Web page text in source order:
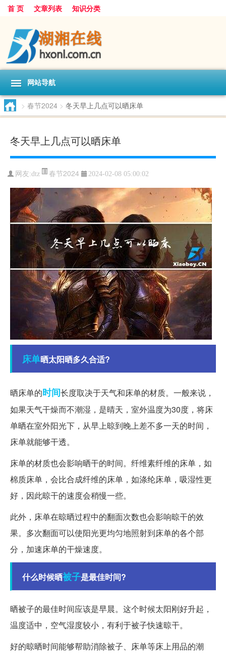
首 页 文章列表 知识分类
网站导航
> 春节2024 > 冬天早上几点可以晒床单
冬天早上几点可以晒床单
网友:dtz 春节2024 2024-02-08 05:00:02
床单晒太阳晒多久合适?
晒床单的时间长度取决于天气和床单的材质。一般来说，
如果天气干燥而不潮湿，是晴天，室外温度为30度，将床
单晒在室外阳光下，从早上晾到晚上差不多一天的时间，
床单就能够干透。
床单的材质也会影响晒干的时间。纤维素纤维的床单，如
棉质床单，会比合成纤维的床单，如涤纶床单，吸湿性更
好，因此晾干的速度会稍慢一些。
此外，床单在晾晒过程中的翻面次数也会影响晾干的效
果。多次翻面可以使阳光更均匀地照射到床单的各个部
分，加速床单的干燥速度。
什么时候晒被子是最佳时间?
晒被子的最佳时间应该是早晨。这个时候太阳刚好升起，
温度适中，空气湿度较小，有利于被子快速晾干。
好的晾晒时间能够帮助消除被子、床单等床上用品的潮